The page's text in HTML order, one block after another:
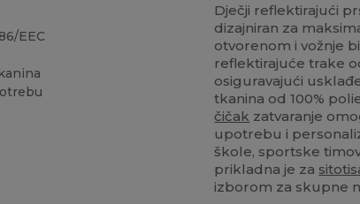
EEC
Dječji reflektirajući
dizajniran za
otvorenom i vožnje
reflektirajuće trake
osiguravajući
tkanina od 100%
čičak zatvaranje
upotrebu i
škole, sportske
prikladna je za
izborom za skupne